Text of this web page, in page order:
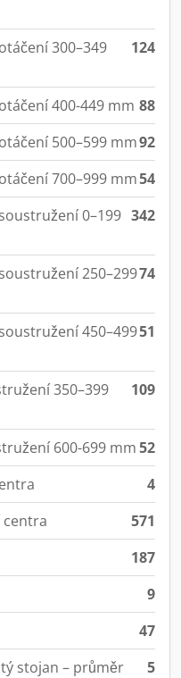
300–349
124
400-449 mm 88
500–599 mm92
700–999 mm54
0–199 342
250–29974
450–49951
350–399
109
600-699 mm52
4
centra
571
187
9
47
stojan – průměr
5